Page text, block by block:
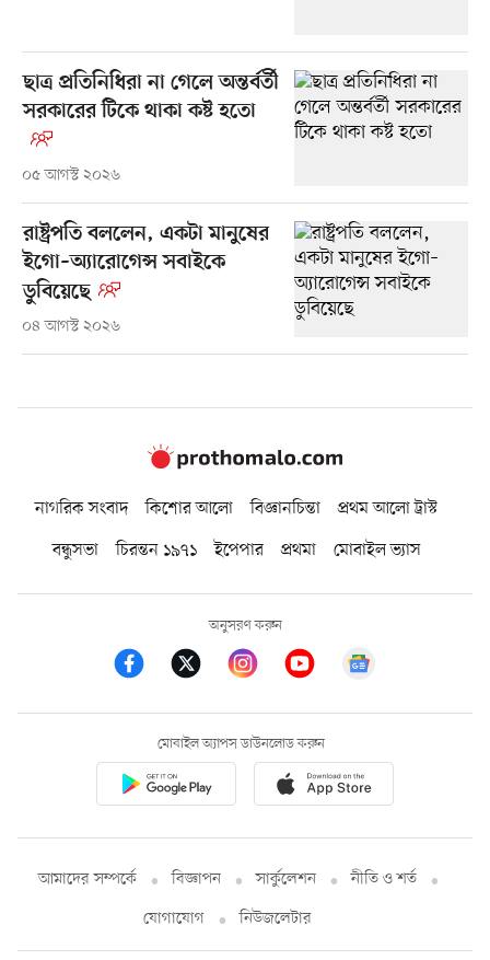
ছাত্র প্রতিনিধিরা না গেলে অন্তর্বর্তী
সরকারের টিকে থাকা কষ্ট হতো
০৫ আগস্ট ২০২৬
রাষ্ট্রপতি বললেন, একটা মানুষের
ইগো–অ্যারোগেন্স সবাইকে
ডুবিয়েছে
০৪ আগস্ট ২০২৬
নাগরিক সংবাদ কিশোর আলো বিজ্ঞানচিন্তা
প্রথম আলো ট্রাস্ট
বন্ধুসভা
চিরন্তন ১৯৭১ ইপেপার প্রথমা মোবাইল ভ্যাস
অনুসরণ করুন
মোবাইল অ্যাপস ডাউনলোড করুন
আমাদের সম্পর্কে বিজ্ঞাপন সার্কুলেশন
নীতি ও শর্ত
যোগাযোগ
নিউজলেটার